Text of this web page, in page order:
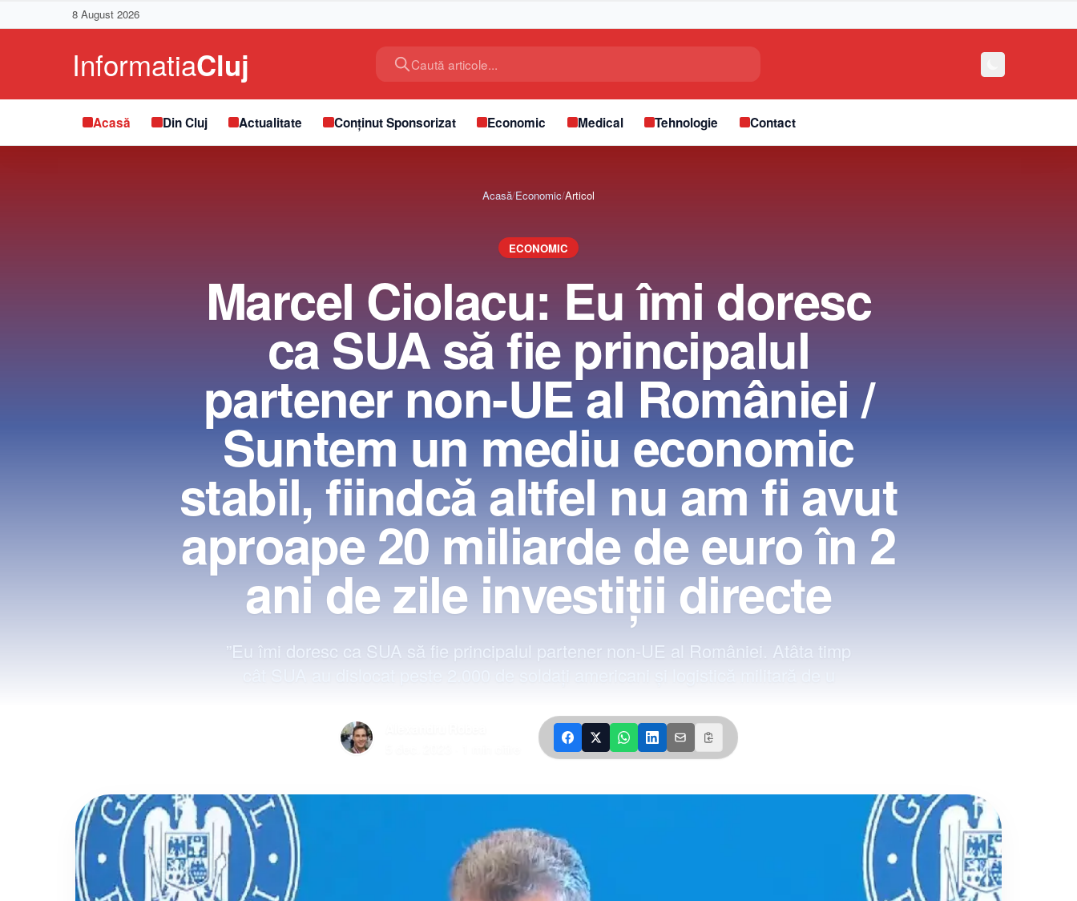
8 August 2026
Caută articole...
Acasă Din Cluj Actualitate Conținut Sponsorizat Economic Medical Tehnologie Contact
Acasă/Economic/Articol
ECONOMIC
Marcel Ciolacu: Eu îmi doresc
ca SUA să fie principalul
partener non-UE al României /
Suntem un mediu economic
stabil, fiindcă altfel nu am fi avut
aproape 20 miliarde de euro în 2
ani de zile investiţii directe
”Eu îmi doresc ca SUA să fie principalul partener non-UE al României. Atâta timp